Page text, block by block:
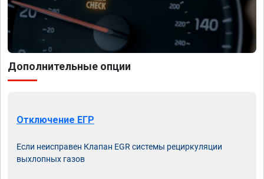
Дополнительные опции
Отключение ЕГР
Если неисправен Клапан EGR системы рециркуляции
выхлопных газов